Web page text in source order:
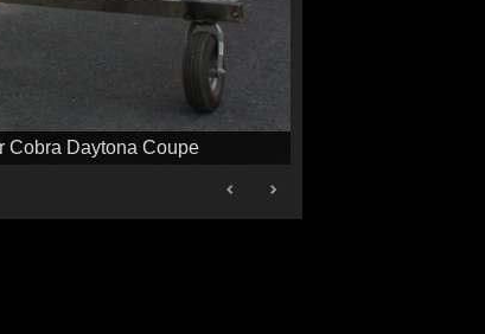
Cobra Daytona Coupe